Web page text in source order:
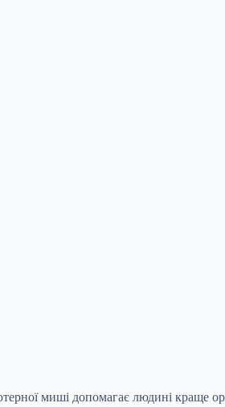
миші допомагає людині краще